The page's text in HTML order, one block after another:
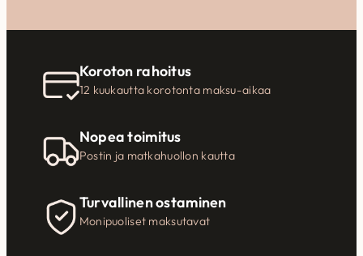
Koroton rahoitus
12 kuukautta korotonta maksu-aikaa
Nopea toimitus
Postin ja matkahuollon kautta
Turvallinen ostaminen
Monipuoliset maksutavat